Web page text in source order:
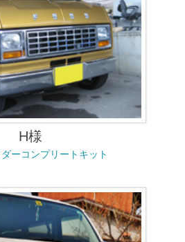
H様
ーコンプリートキット